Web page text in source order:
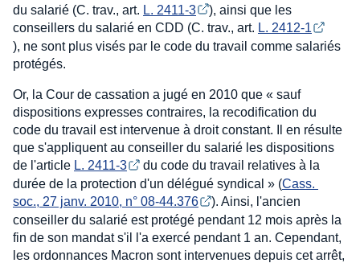
du salarié (C. trav., art. L. 2411-3
), ainsi que les
conseillers du salarié en CDD (C. trav., art. L. 2412-1
), ne sont plus visés par le code du travail comme salariés
protégés.
Or, la Cour de cassation a jugé en 2010 que « sauf
dispositions expresses contraires, la recodification du
code du travail est intervenue à droit constant. Il en résulte
que s'appliquent au conseiller du salarié les dispositions
de l'article L. 2411-3
du code du travail relatives à la
durée de la protection d'un délégué syndical » (Cass.
soc., 27 janv. 2010, n° 08-44.376
). Ainsi, l'ancien
conseiller du salarié est protégé pendant 12 mois après la
fin de son mandat s'il l'a exercé pendant 1 an. Cependant,
les ordonnances Macron sont intervenues depuis cet arrêt,